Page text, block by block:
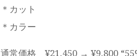
＊カット
＊カラー
通常価格 ¥21,450 → ¥9,800